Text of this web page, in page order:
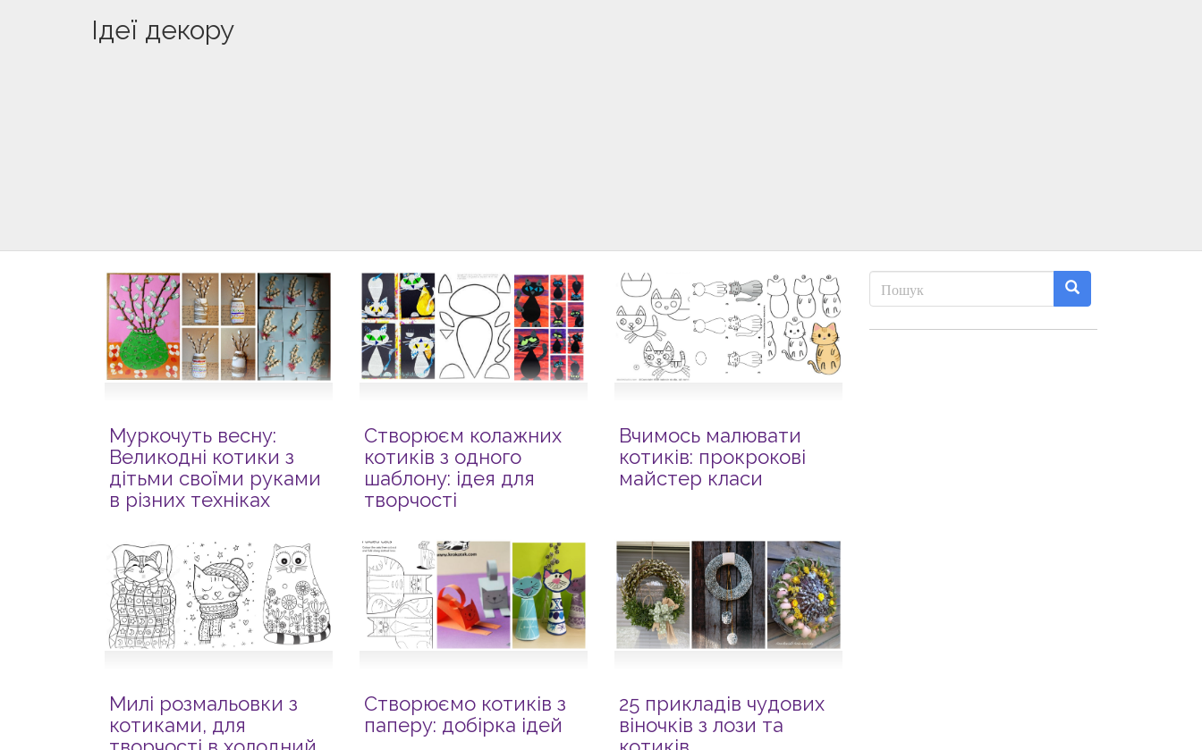
Ідеї декору
Муркочуть весну:
Великодні котики з
дітьми своїми руками
в різних техніках
Створюєм колажних
котиків з одного
шаблону: ідея для
творчості
Вчимось малювати
котиків: прокрокові
майстер класи
Милі розмальовки з
котиками, для
Створюємо котиків з
паперу: добірка ідей
25 прикладів чудових
віночків з лози та